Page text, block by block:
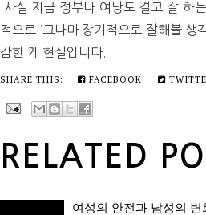
사실 지금 정부나 여당도 결코 잘 하
적으로 ‘그나마 장기적으로 잘해볼
감한 게 현실입니다.
SHARE THIS: FACEBOOK
RELATED
여성의 안전과 남성의 변